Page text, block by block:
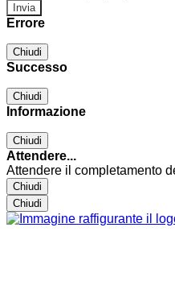
Errore
Chiudi
Successo
Chiudi
Informazione
Chiudi
Attendere...
Attendere il completamento
Chiudi
Chiudi